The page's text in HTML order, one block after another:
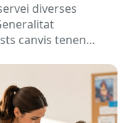
diverses
canvis tenen